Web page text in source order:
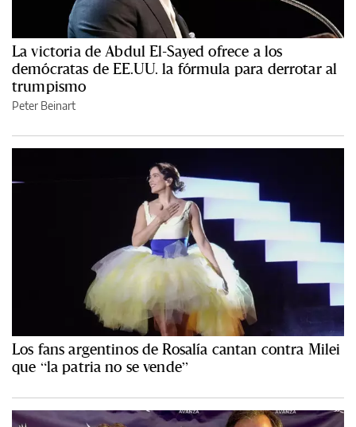
La victoria de Abdul El-Sayed ofrece a los
demócratas de EE.UU. la fórmula para derrotar al
trumpismo
Peter Beinart
Los fans argentinos de Rosalía cantan contra Milei
que “la patria no se vende”